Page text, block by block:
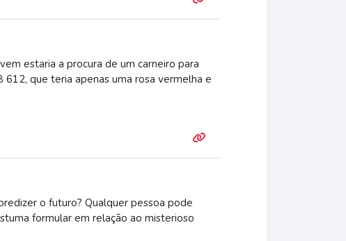
estaria a procura de um carneiro para
que teria apenas uma rosa vermelha e
o futuro? Qualquer pessoa pode
formular em relação ao misterioso